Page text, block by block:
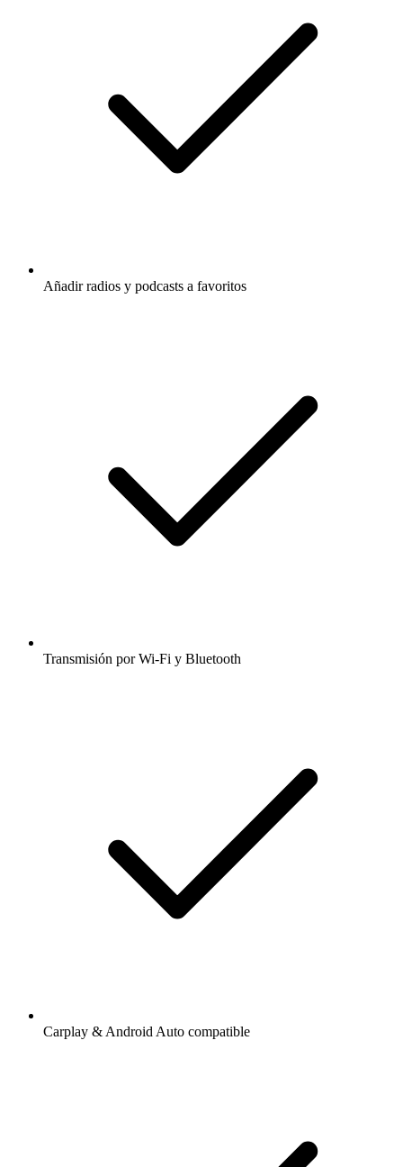
Añadir radios y podcasts a favoritos
Transmisión por Wi-Fi y Bluetooth
Carplay & Android Auto compatible